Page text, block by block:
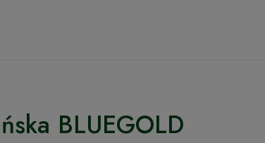
BLUEGOLD